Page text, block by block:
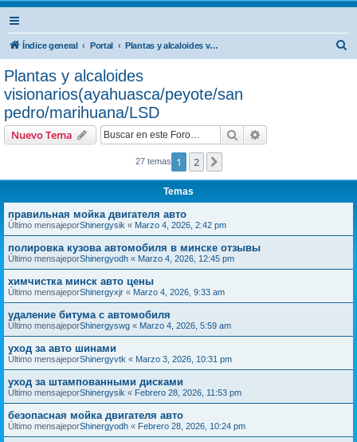
Índice general Portal Plantas y alcaloides visionarios(ayahuasca/peyote/san pedro/marihuana/LSD
Plantas y alcaloides
visionarios(ayahuasca/peyote/san
pedro/marihuana/LSD
Nuevo Tema Buscar
27 temas 1 2
Temas
правильная мойка двигателя авто
Último mensajeporShinergysik « Marzo 4, 2026, 2:42 pm
полировка кузова автомобиля в минске отзывы
Último mensajeporShinergyodh « Marzo 4, 2026, 12:45 pm
химчистка минск авто цены
Último mensajeporShinergyxjr « Marzo 4, 2026, 9:33 am
удаление битума с автомобиля
Último mensajeporShinergyswg « Marzo 4, 2026, 5:59 am
уход за авто шинами
Último mensajeporShinergyvtk « Marzo 3, 2026, 10:31 pm
уход за штампованными дисками
Último mensajeporShinergysik « Febrero 28, 2026, 11:53 pm
безопасная мойка двигателя авто
Último mensajeporShinergyodh « Febrero 28, 2026, 10:24 pm